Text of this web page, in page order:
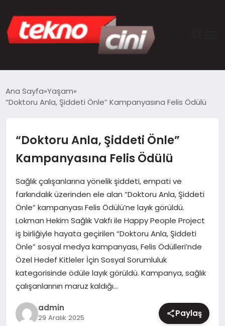
GÜNCEL
YAŞAM
SAĞLIK
DÜNYA
MAGAZIN
Ana Sayfa Yaşam
“Doktoru Anla, Şiddeti Önle” Kampanyasına Felis Ödülü
“Doktoru Anla, Şiddeti Önle”
Kampanyasına Felis Ödülü
Sağlık çalışanlarına yönelik şiddeti, empati ve
farkındalık üzerinden ele alan “Doktoru Anla, Şiddeti
Önle” kampanyası Felis Ödülü’ne layık görüldü.
Lokman Hekim Sağlık Vakfı ile Happy People Project
iş birliğiyle hayata geçirilen “Doktoru Anla, Şiddeti
Önle” sosyal medya kampanyası, Felis Ödülleri’nde
Özel Hedef Kitleler İçin Sosyal Sorumluluk
kategorisinde ödüle layık görüldü. Kampanya, sağlık
çalışanlarının maruz kaldığı…
admin
29 Aralık 2025 Paylaş